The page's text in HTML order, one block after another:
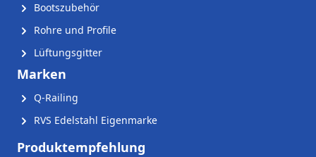
Bootszubehör
Rohre und Profile
Lüftungsgitter
Marken
Q-Railing
RVS Edelstahl Eigenmarke
Produktempfehlung